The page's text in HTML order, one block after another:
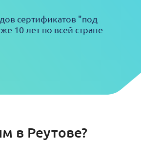
сертификатов "под
10 лет по всей стране
в Реутове?